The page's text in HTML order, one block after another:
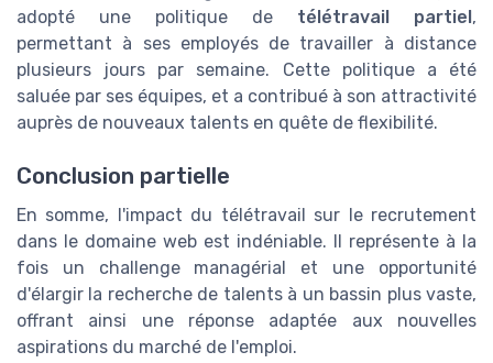
adopté une politique de télétravail partiel,
permettant à ses employés de travailler à distance
plusieurs jours par semaine. Cette politique a été
saluée par ses équipes, et a contribué à son attractivité
auprès de nouveaux talents en quête de flexibilité.
Conclusion partielle
En somme, l'impact du télétravail sur le recrutement
dans le domaine web est indéniable. Il représente à la
fois un challenge managérial et une opportunité
d'élargir la recherche de talents à un bassin plus vaste,
offrant ainsi une réponse adaptée aux nouvelles
aspirations du marché de l'emploi.